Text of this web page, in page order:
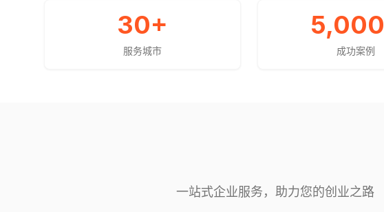
30+
服务城市
5,000
成功案例
一站式企业服务，助力您的创业之路